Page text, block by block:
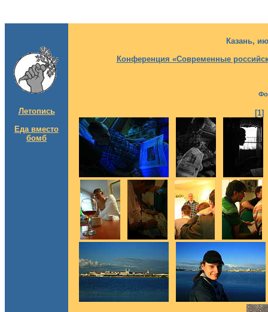
Летопись
Еда вместо
бомб
Казань,
Конференция «Современные